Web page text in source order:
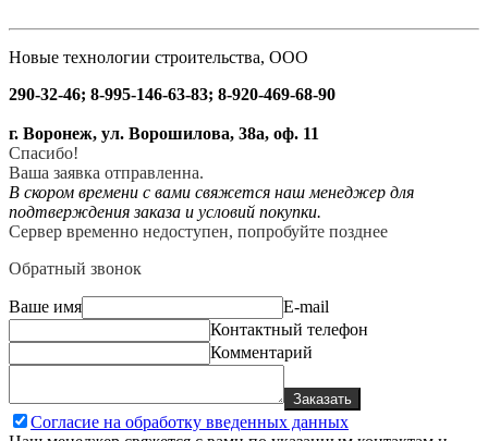
Новые технологии строительства, ООО
290-32-46; 8-995-146-63-83; 8-920-469-68-90
г. Воронеж, ул. Ворошилова, 38а, оф. 11
Спасибо!
Ваша заявка отправленна.
В скором времени с вами свяжется наш менеджер для
подтверждения заказа и условий покупки.
Сервер временно недоступен, попробуйте позднее
Обратный звонок
Ваше имя
E-mail
Контактный телефон
Комментарий
Заказать
Согласие на обработку введенных данных